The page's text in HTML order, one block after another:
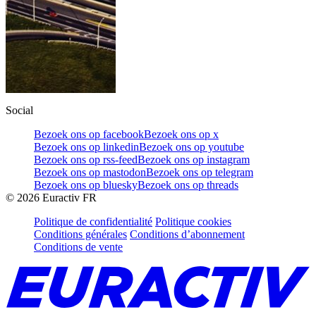
Social
Bezoek ons op facebookBezoek ons op x
Bezoek ons op linkedinBezoek ons op youtube
Bezoek ons op rss-feedBezoek ons op instagram
Bezoek ons op mastodonBezoek ons op telegram
Bezoek ons op blueskyBezoek ons op threads
© 2026 Euractiv FR
Politique de confidentialité Politique cookies
Conditions générales Conditions d’abonnement
Conditions de vente